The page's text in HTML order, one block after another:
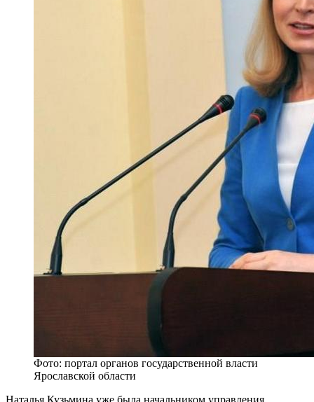
Фото: портал органов государственной власти
Ярославской области